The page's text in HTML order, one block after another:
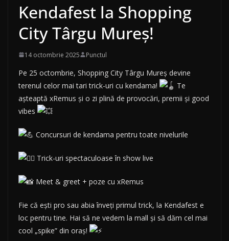
Kendafest la Shopping
City Târgu Mureș!
14 octombrie 2025 Punctul
Pe 25 octombrie, Shopping City Târgu Mureș devine
terenul celor mai tari trick-uri cu kendama!
Te
așteaptă xRemus și o zi plină de provocări, premii și good
vibes
Concursuri de kendama pentru toate nivelurile
Trick-uri spectaculoase în show live
Meet & greet + poze cu xRemus
Fie că ești pro sau abia înveți primul trick, la Kendafest e
loc pentru tine. Hai să ne vedem la mall și să dăm cel mai
cool „spike” din oraș!